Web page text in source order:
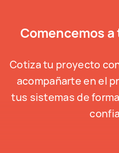
Comencemos
Cotiza tu proyecto
acompañarte en el
tus sistemas de